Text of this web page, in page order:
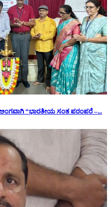
“ಭಾರತೀಯ ಸಂತ ಪರಂಪರೆ –...